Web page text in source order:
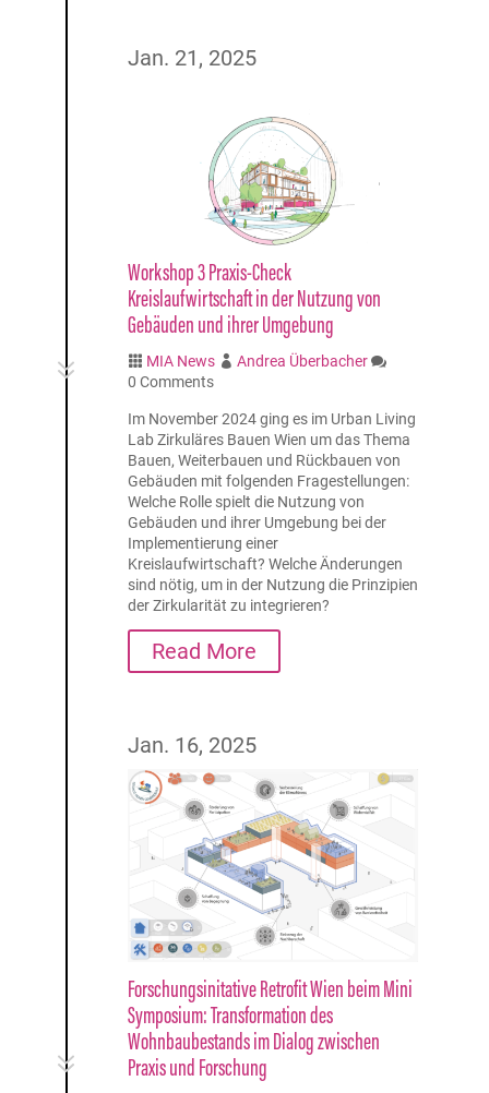
7
Jan. 21, 2025
Workshop 3 Praxis-Check
Kreislaufwirtschaft in der Nutzung von
Gebäuden und ihrer Umgebung
 MIA News  Andrea Überbacher 
0 Comments
Im November 2024 ging es im Urban Living
Lab Zirkuläres Bauen Wien um das Thema
Bauen, Weiterbauen und Rückbauen von
Gebäuden mit folgenden Fragestellungen:
Welche Rolle spielt die Nutzung von
Gebäuden und ihrer Umgebung bei der
Implementierung einer
Kreislaufwirtschaft? Welche Änderungen
sind nötig, um in der Nutzung die Prinzipien
der Zirkularität zu integrieren?
Read More
7
Jan. 16, 2025
Forschungsinitative Retrofit Wien beim Mini
Symposium: Transformation des
Wohnbaubestands im Dialog zwischen
Praxis und Forschung